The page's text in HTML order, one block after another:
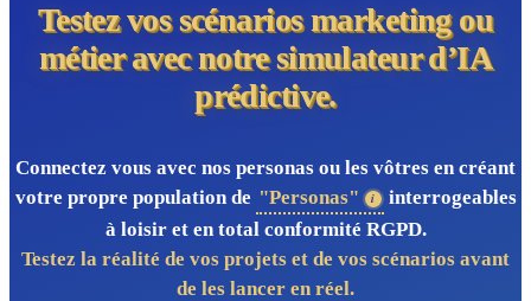
Testez vos scénarios marketing ou
métier avec notre simulateur d’IA
prédictive.
Connectez vous avec nos personas ou les vôtres en créant
votre propre population de "Personas"
interrogeables
à loisir et en total conformité RGPD.
Testez la réalité de vos projets et de vos scénarios avant
de les lancer en réel.